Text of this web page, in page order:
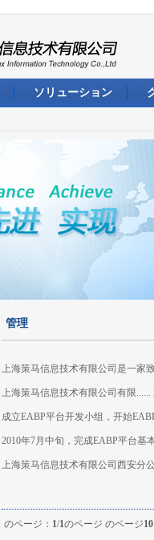
ソリューション
管理
上海策马信息技术有限公司是一家
上海策马信息技术有限公司有限......
成立EABP平台开发小组，开始
2010年7月中旬，完成EABP平台基
上海策马信息技术有限公司西安分
のページ： 1/1のページ のページ10